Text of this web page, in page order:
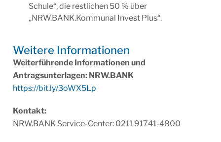
Schule“, die restlichen 50 % über
„NRW.BANK.Kommunal Invest Plus“.
Weitere Infor­ma­tionen
Weiterführende Informationen und
Antragsunterlagen: NRW.BANK
https://bit.ly/3oWX5Lp
Kontakt:
NRW.BANK Service-Center: 0211 91741-4800